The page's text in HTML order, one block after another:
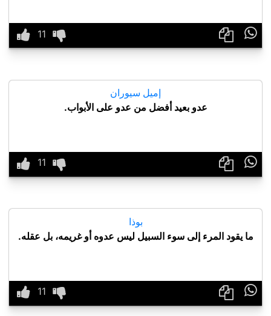

إميل سيوران
عدو بعيد أفضل من عدو على الأبواب.

بوذا
ما يقود المرء إلى سوء السبيل ليس عدوه أو غريمه، بل عقله.
